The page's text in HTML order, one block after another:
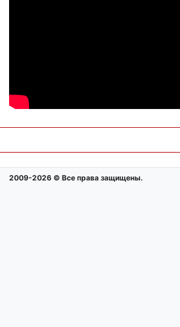
2009-2026 © Все права защищены.